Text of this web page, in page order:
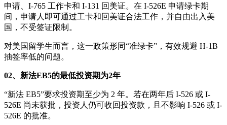
申请、I-765 工作卡和 I-131 回美证。在 I-526E 申请绿卡期
间，申请人即可通过工卡和回美证合法工作，并自由出入美
国，不受签证限制。
对美国留学生而言，这一政策形同“准绿卡”，有效规避 H-1B
抽签率低的问题。
02、新法EB5的最低投资期为2年
“新法 EB5”要求投资期至少为 2 年。若在两年后 I-526 或 I-
526E 尚未获批，投资人仍可收回投资款，且不影响 I-526 或 I-
526E 的批准。